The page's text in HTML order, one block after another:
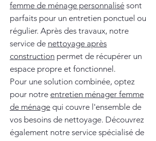
femme de ménage personnalisé sont
parfaits pour un entretien ponctuel ou
régulier. Après des travaux, notre
service de nettoyage après
construction permet de récupérer un
espace propre et fonctionnel.
Pour une solution combinée, optez
pour notre entretien ménager femme
de ménage qui couvre l'ensemble de
vos besoins de nettoyage. Découvrez
également notre service spécialisé de